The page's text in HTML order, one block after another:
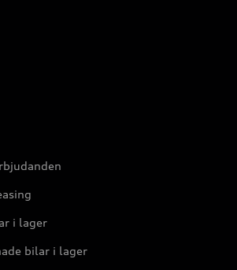
i lager
bilar i lager